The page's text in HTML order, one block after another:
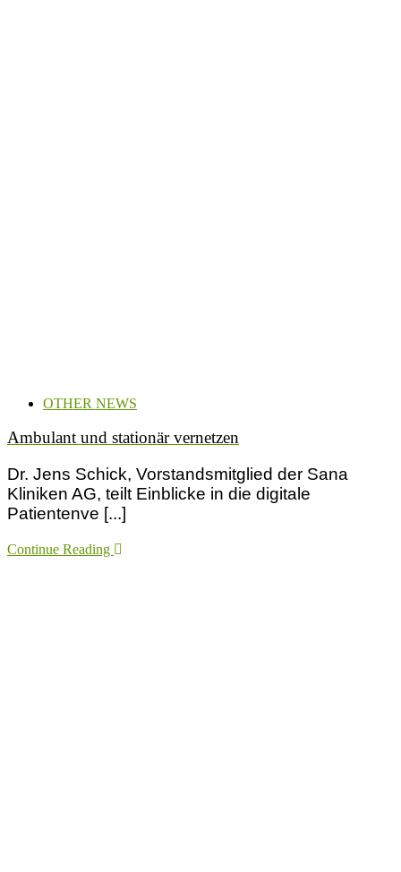
OTHER NEWS
Ambulant und stationär vernetzen
Dr. Jens Schick, Vorstandsmitglied der Sana
Kliniken AG, teilt Einblicke in die digitale
Patientenve [...]
Continue Reading